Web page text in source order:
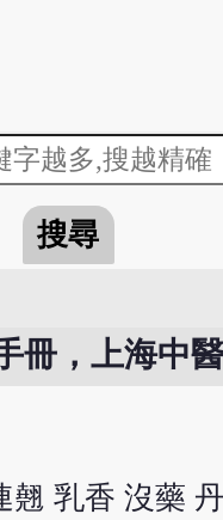
搜尋
冊，上海中
翹 乳香 沒藥